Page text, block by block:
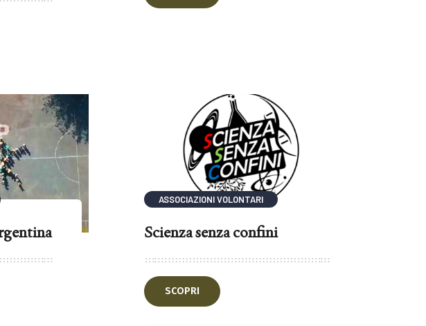
ASSOCIAZIONI VOLONTARI
Scienza senza confini
SCOPRI